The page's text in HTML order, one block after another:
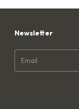
Newsletter